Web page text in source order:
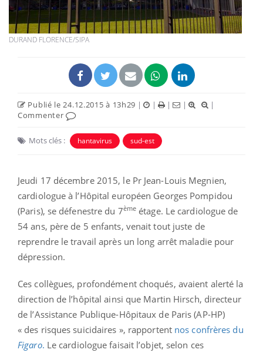
DURAND FLORENCE/SIPA
Publié le 24.12.2015 à 13h29 | | | |
|
Commenter
Mots clés : hantavirus sud-est
Jeudi 17 décembre 2015, le Pr Jean-Louis Megnien,
cardiologue à l’Hôpital européen Georges Pompidou
(Paris), se défenestre du 7ème étage. Le cardiologue de
54 ans, père de 5 enfants, venait tout juste de
reprendre le travail après un long arrêt maladie pour
dépression.
Ces collègues, profondément choqués, avaient alerté la
direction de l’hôpital ainsi que Martin Hirsch, directeur
de l’Assistance Publique-Hôpitaux de Paris (AP-HP)
« des risques suicidaires », rapportent nos confrères du
Figaro. Le cardiologue faisait l’objet, selon ces